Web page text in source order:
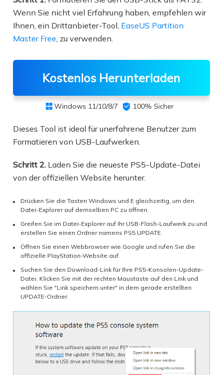
Wenn Sie nicht viel Erfahrung haben, empfehlen wir
Ihnen, ein Drittanbieter-Tool, EaseUS Partition
Master Free, zu verwenden.
Kostenlos Herunterladen
 Windows 11/10/8/7  100% Sicher
Dieses Tool ist ideal für unerfahrene Benutzer zum
Formatieren von USB-Laufwerken.
Schritt 2. Laden Sie die neueste PS5-Update-Datei
von der offiziellen Website herunter.
Drücken Sie die Tasten Windows und E gleichzeitig, um den
Datei-Explorer auf demselben PC zu öffnen.
Greifen Sie im Datei-Explorer auf Ihr USB-Flash-Laufwerk zu und
erstellen Sie einen Ordner namens PS5 UPDATE.
Öffnen Sie einen Webbrowser wie Google und rufen Sie die
offizielle PlayStation-Website auf.
Suchen Sie den Download-Link für Ihre PS5-Konsolen-Update-
Datei. Klicken Sie mit der rechten Maustaste auf den Link und
wählen Sie "Link speichern unter" in dem gerade erstellten
UPDATE-Ordner.